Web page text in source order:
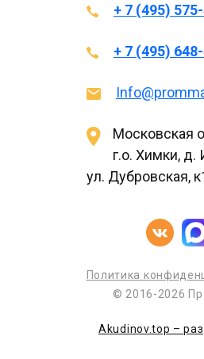
+ 7 (495)
+ 7 (495)
Московская
г.о. Химки, д.
ул. Дубровская,
Политика
© 2016-2026
Akudinov.top –